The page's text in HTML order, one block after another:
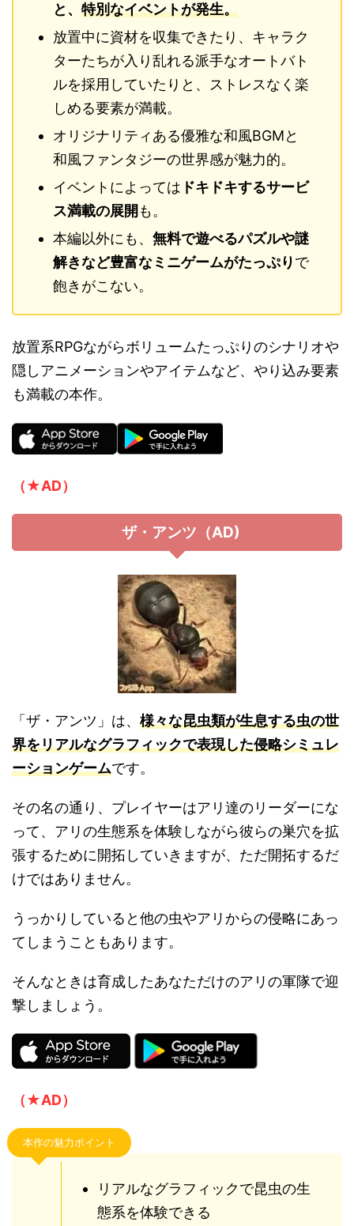
と、 特別なイベントが発生。
放置中に資材を収集できたり、キャラク
ターたちが入り乱れる派手なオートバト
ルを採用していたりと、ストレスなく楽
しめる要素が満載。
オリジナリティある優雅な和風BGMと
和風ファンタジーの世界感が魅力的。
イベントによっては ドキドキするサービ
ス満載の展開 も。
本編以外にも、 無料で遊べるパズルや謎
解きなど豊富なミニゲームがたっぷりで
飽きがこない。
放置系RPGながらボリュームたっぷりのシナリオや
隠しアニメーションやアイテムなど、やり込み要素
も満載の本作。
（★AD）
ザ・アンツ（AD)
「ザ・アンツ」は、 様々な昆虫類が生息する虫の世
界をリアルなグラフィックで表現した侵略シミュレ
ーションゲームです。
その名の通り、プレイヤーはアリ達のリーダーにな
って、アリの生態系を体験しながら彼らの巣穴を拡
張するために開拓していきますが、ただ開拓するだ
けではありません。
うっかりしていると他の虫やアリからの侵略にあっ
てしまうこともあります。
そんなときは育成したあなただけのアリの軍隊で迎
撃しましょう。
（★AD）
本作の魅力ポイント
リアルなグラフィックで昆虫の生
態系を体験できる